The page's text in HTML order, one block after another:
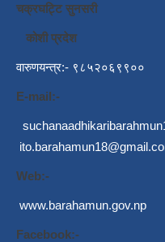
चक्रघट्टि सुनसरी
कोशी प्रदेश
वारुणयन्त्र:- ९८५२०६९९००
E-mail:-
Web:-
www.barahamun.gov.np
Facebook:-